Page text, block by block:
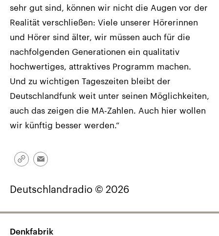
sehr gut sind, können wir nicht die Augen vor der
Realität verschließen: Viele unserer Hörerinnen
und Hörer sind älter, wir müssen auch für die
nachfolgenden Generationen ein qualitativ
hochwertiges, attraktives Programm machen.
Und zu wichtigen Tageszeiten bleibt der
Deutschlandfunk weit unter seinen Möglichkeiten,
auch das zeigen die MA-Zahlen. Auch hier wollen
wir künftig besser werden.“
Link
Email
Deutschlandradio © 2026
Denkfabrik